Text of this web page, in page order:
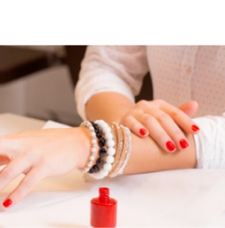
tartalmazza a 110.000 Ft
melyet a képre
ingyenes
partnerünk, a The